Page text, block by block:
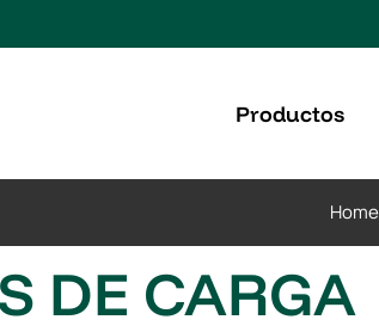
Productos
Home
DE CARGA